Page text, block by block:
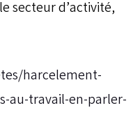
secteur d’activité,
harcelement-
au-travail-en-parler-